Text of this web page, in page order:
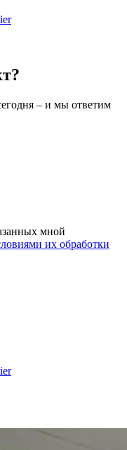
– и мы ответим
мной
их обработки